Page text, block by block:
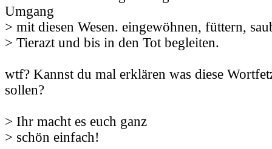
Umgang
> mit diesen Wesen. eingewöhnen, füttern,
> Tierazt und bis in den Tot begleiten.
wtf? Kannst du mal erklären was diese
sollen?
> Ihr macht es euch ganz
> schön einfach!